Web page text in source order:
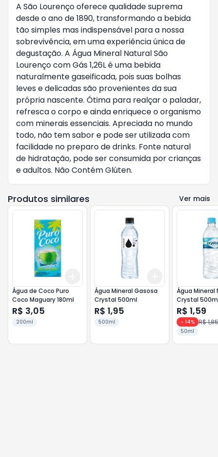
A São Lourenço oferece qualidade suprema
desde o ano de 1890, transformando a bebida
tão simples mas indispensável para a nossa
sobrevivência, em uma experiência única de
degustação. A Água Mineral Natural São
Lourenço com Gás 1,26L é uma bebida
naturalmente gaseificada, pois suas bolhas
leves e delicadas são provenientes da sua
própria nascente. Ótima para realçar o paladar,
refresca o corpo e ainda enriquece o organismo
com minerais essenciais. Apreciada no mundo
todo, não tem sabor e pode ser utilizada com
facilidade no preparo de drinks. Fonte natural
de hidratação, pode ser consumida por crianças
e adultos. Não Contém Glúten.
Produtos similares Ver mais
10
Água de Coco Puro
Coco Maguary 180ml
R$ 3,05
200ml
10
Água Mineral Gasosa
Crystal 500ml
R$ 1,95
500ml
Água Mineral
Crystal
R$ 1,59
- 14% R$ 1,85
50ml